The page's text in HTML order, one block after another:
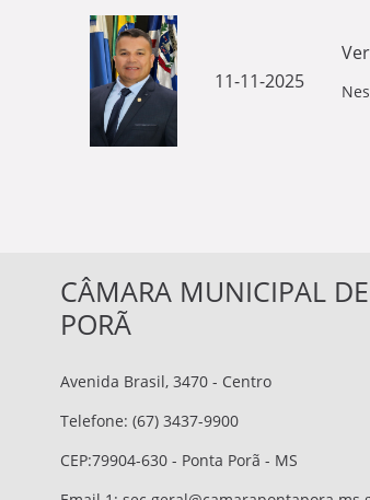
11-11-2025
CÂMARA MUNICIPAL
PORÃ
Avenida Brasil, 3470 - Centro
Telefone: (67) 3437-9900
CEP:79904-630 - Ponta Porã - MS